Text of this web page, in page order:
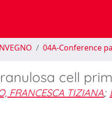
04A-Conference
cell
FRANCESCA TIZIANA;